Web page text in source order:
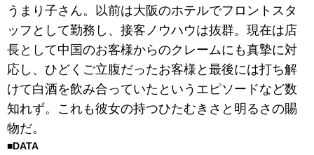
うまり子さん。以前は大阪のホテルでフロントスタ
ッフとして勤務し、接客ノウハウは抜群。現在は店
長として中国のお客様からのクレームにも真摯に対
応し、ひどくご立腹だったお客様と最後には打ち解
けて白酒を飲み合っていたというエピソードなど数
知れず。これも彼女の持つひたむきさと明るさの賜
物だ。
■DATA